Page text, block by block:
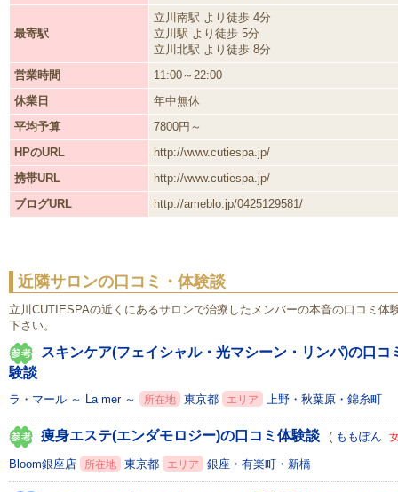
最寄駅
立川南駅 より徒歩 4分
立川駅 より徒歩 5分
立川北駅 より徒歩 8分
営業時間
11:00～22:00
休業日
年中無休
平均予算
7800円～
HPのURL
http://www.cutiespa.jp/
携帯URL
http://www.cutiespa.jp/
ブログURL
http://ameblo.jp/0425129581/
近隣サロンの口コミ・体験談
立川CUTIESPAの近くにあるサロンで治療したメンバーの本音の口コミ体
下さい。
スキンケア(フェイシャル・光マシーン・リンパ)の口コ
験談
ラ・マール ～ La mer ～ 所在地 東京都 エリア 上野・秋葉原・錦糸町
痩身エステ(エンダモロジー)の口コミ体験談 ( ももぽん
Bloom銀座店 所在地 東京都 エリア 銀座・有楽町・新橋